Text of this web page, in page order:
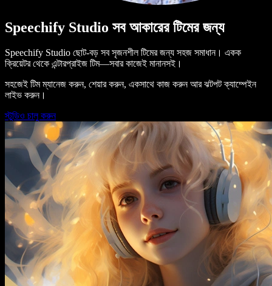
Speechify Studio সব আকারের টিমের জন্য
Speechify Studio ছোট-বড় সব সৃজনশীল টিমের জন্য সহজ সমাধান। একক
ক্রিয়েটর থেকে এন্টারপ্রাইজ টিম—সবার কাজেই মানানসই।
সহজেই টিম ম্যানেজ করুন, শেয়ার করুন, একসাথে কাজ করুন আর ঝটপট ক্যাম্পেইন
লাইভ করুন।
স্টুডিও চালু করুন